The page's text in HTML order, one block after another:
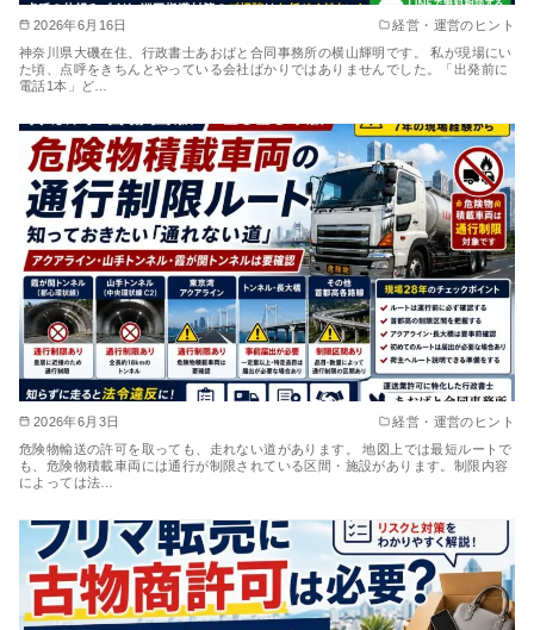
2026年6月16日
経営・運営のヒント
神奈川県大磯在住、行政書士あおばと合同事務所の横山輝明です。 私が現場にい
た頃、点呼をきちんとやっている会社ばかりではありませんでした。「出発前に
電話1本」ど…
2026年6月3日
経営・運営のヒント
危険物輸送の許可を取っても、走れない道があります。 地図上では最短ルートで
も、危険物積載車両には通行が制限されている区間・施設があります。制限内容
によっては法…